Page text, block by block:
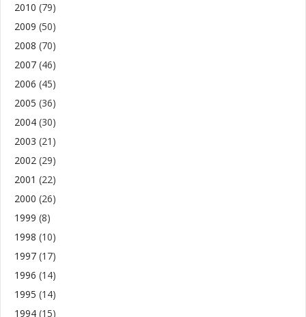
2010 (79)
2009 (50)
2008 (70)
2007 (46)
2006 (45)
2005 (36)
2004 (30)
2003 (21)
2002 (29)
2001 (22)
2000 (26)
1999 (8)
1998 (10)
1997 (17)
1996 (14)
1995 (14)
1994 (15)